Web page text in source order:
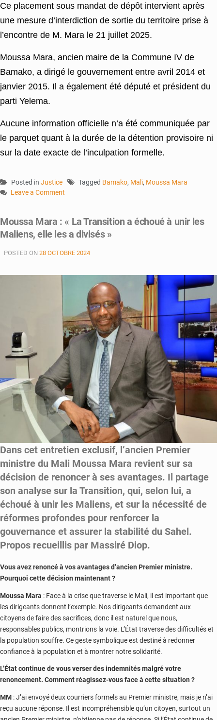
Ce placement sous mandat de dépôt intervient après
une mesure d’interdiction de sortie du territoire prise à
l’encontre de M. Mara le 21 juillet 2025.
Moussa Mara, ancien maire de la Commune IV de
Bamako, a dirigé le gouvernement entre avril 2014 et
janvier 2015. Il a également été député et président du
parti Yelema.
Aucune information officielle n’a été communiquée par
le parquet quant à la durée de la détention provisoire ni
sur la date exacte de l’inculpation formelle.
Posted in Justice Tagged Bamako, Mali, Moussa Mara
Leave a Comment
:
Moussa
en
provisoire
détenus
Moussa Mara : « La Transition a échoué à unir les
Maliens, elle les a divisés »
POSTED ON 28 OCTOBRE 2024
Dans cet entretien exclusif, l’ancien Premier
ministre du Mali Moussa Mara revient sur sa
décision de renoncer à ses avantages. Il partage
son analyse sur la Transition, qui, selon lui, a
échoué à unir les Maliens, et sur la nécessité de
réformes profondes pour renforcer la
gouvernance et assurer la stabilité du Sahel.
Propos recueillis par Massiré Diop.
Vous avez renoncé à vos avantages d’ancien Premier ministre.
Pourquoi cette décision maintenant ?
Moussa Mara : Face à la crise que traverse le Mali, il est important que
les dirigeants donnent l’exemple. Nos dirigeants demandent aux
citoyens de faire des sacrifices, donc il est naturel que nous,
responsables publics, montrions la voie. L’État traverse des difficultés et
la population souffre. Ce geste symbolique est destiné à redonner
confiance à la population et à montrer notre solidarité.
L’État continue de vous verser des indemnités malgré votre
renoncement. Comment réagissez-vous face à cette situation ?
MM : J’ai envoyé deux courriers formels au Premier ministre, mais je n’ai
reçu aucune réponse. Il est incompréhensible qu’un citoyen, surtout un